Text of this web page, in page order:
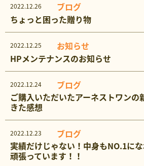
2022.12.26
ブログ
ちょっと困った贈り物
2022.12.25
お知らせ
HPメンテナンスのお知らせ
2022.12.24
ブログ
ご購入いただいたアーネストワン
きた感想
2022.12.23
ブログ
実績だけじゃない！中身もNO.1に
頑張っています！！